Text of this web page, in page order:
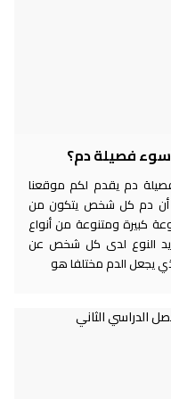
فصيلة دم؟
دم يقدم لكم موقعنا
أن دم كل شخص يتكون من
كبيرة ومتنوعة من أنواع
النوع لدى كل شخص عن
يجعل الدم مختلفا هو